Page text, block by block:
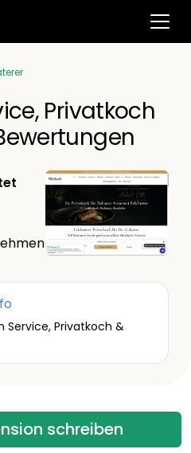
Privatkoch
Service, Privatkoch &
schreiben